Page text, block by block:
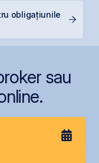
obligațiunile
sau